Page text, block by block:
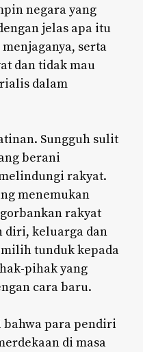
negara yang
jelas apa itu
serta
dan tidak mau
dalam
Sungguh sulit
berani
rakyat.
menemukan
rakyat
diri, keluarga dan
tunduk kepada
pihak yang
cara baru.
bahwa para pendiri
di masa